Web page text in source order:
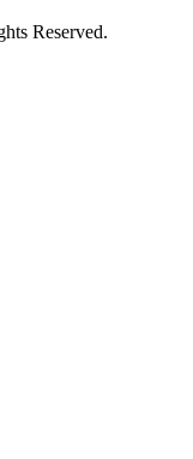
Reserved.